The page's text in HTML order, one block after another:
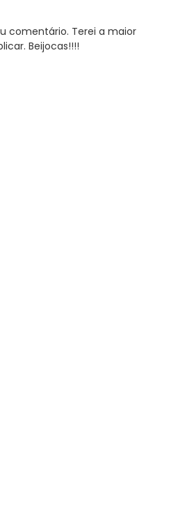
comentário. Terei a maior
Beijocas!!!!